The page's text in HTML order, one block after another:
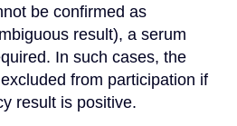
result), a serum
In such cases, the
from participation if
result is positive.